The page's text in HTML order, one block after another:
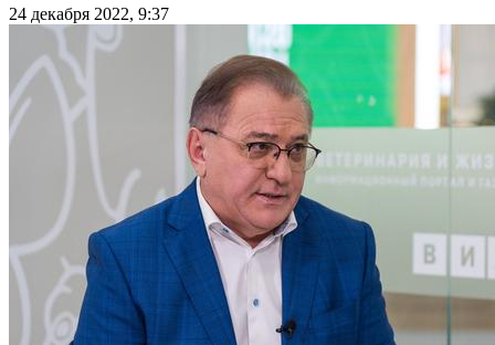
24 декабря 2022, 9:37